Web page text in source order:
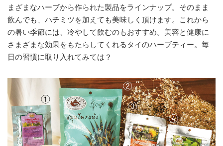
まざまなハーブから作られた製品をラインナップ。そのまま
飲んでも、ハチミツを加えても美味しく頂けます。これから
の暑い季節には、冷やして飲むのもおすすめ。美容と健康に
さまざまな効果をもたらしてくれるタイのハーブティー。毎
日の習慣に取り入れてみては？